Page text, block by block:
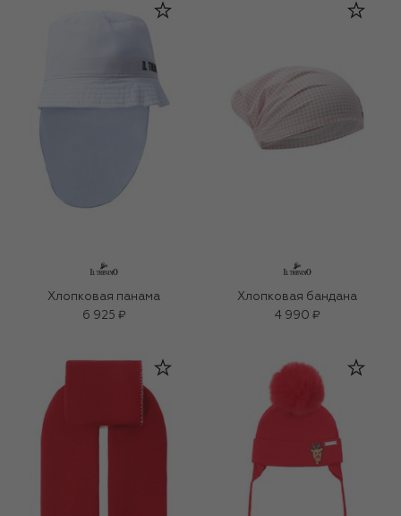
Хлопковая панама
6 925 ₽
Хлопковая бандана
4 990 ₽